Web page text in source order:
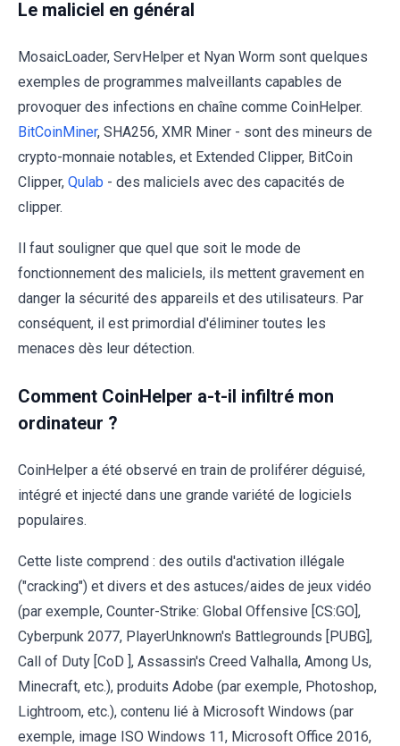
Le maliciel en général
MosaicLoader, ServHelper et Nyan Worm sont quelques
exemples de programmes malveillants capables de
provoquer des infections en chaîne comme CoinHelper.
BitCoinMiner, SHA256, XMR Miner - sont des mineurs de
crypto-monnaie notables, et Extended Clipper, BitCoin
Clipper, Qulab - des maliciels avec des capacités de
clipper.
Il faut souligner que quel que soit le mode de
fonctionnement des maliciels, ils mettent gravement en
danger la sécurité des appareils et des utilisateurs. Par
conséquent, il est primordial d'éliminer toutes les
menaces dès leur détection.
Comment CoinHelper a-t-il infiltré mon
ordinateur ?
CoinHelper a été observé en train de proliférer déguisé,
intégré et injecté dans une grande variété de logiciels
populaires.
Cette liste comprend : des outils d'activation illégale
("cracking") et divers et des astuces/aides de jeux vidéo
(par exemple, Counter-Strike: Global Offensive [CS:GO],
Cyberpunk 2077, PlayerUnknown's Battlegrounds [PUBG],
Call of Duty [CoD ], Assassin's Creed Valhalla, Among Us,
Minecraft, etc.), produits Adobe (par exemple, Photoshop,
Lightroom, etc.), contenu lié à Microsoft Windows (par
exemple, image ISO Windows 11, Microsoft Office 2016,